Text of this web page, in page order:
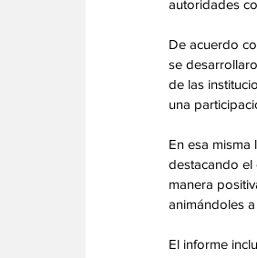
autoridades
De acuerdo
se
de las
una
En esa
destacando el
manera
animándoles
El informe